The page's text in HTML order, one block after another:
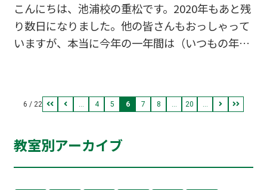
うもやる気が出ない・・」「どうしてうまくいか
ないんだろう・・」とネガティブな感情を持ちな
がらでは、何をしても前向きになれず、決しては
してみましょう。 書き出してみると以外と解
こんにちは、池浦校の重松です。2020年もあと残
り数日になりました。他の皆さんもおっしゃって
いますが、本当に今年の一年間は（いつもの年よ
年末が近くなると想うのですが･･･、来年こそ
は！〇〇をしよう！〇〇を頑張ろう！〇〇を継続
なかったことってありますよね。いくつかのこの
一年の目標を決めて、その半分でも達成できた方
6 / 22 ... 4 5 6 7 8 ... 20 ...
教室別アーカイブ